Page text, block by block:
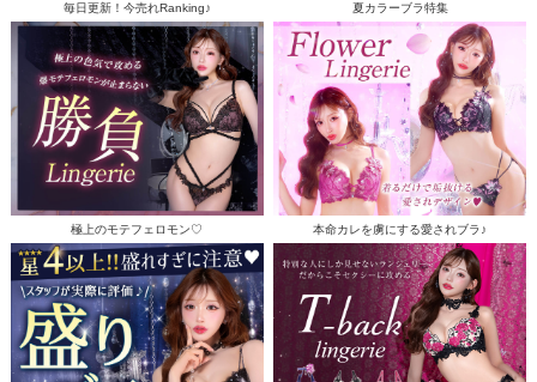
毎日更新！今売れRanking♪ 夏カラーブラ特集
極上のモテフェロモン♡ 本命カレを虜にする愛されブラ♪